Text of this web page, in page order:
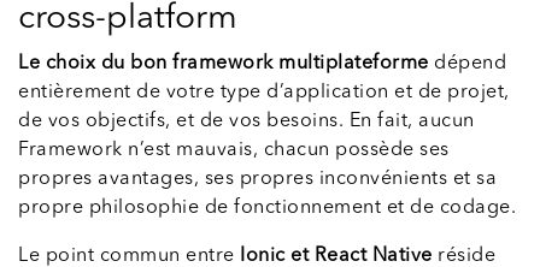
cross-platform
Le choix du bon framework multiplateforme dépend
entièrement de votre type d’application et de projet,
de vos objectifs, et de vos besoins. En fait, aucun
Framework n’est mauvais, chacun possède ses
propres avantages, ses propres inconvénients et sa
propre philosophie de fonctionnement et de codage.
Le point commun entre Ionic et React Native réside